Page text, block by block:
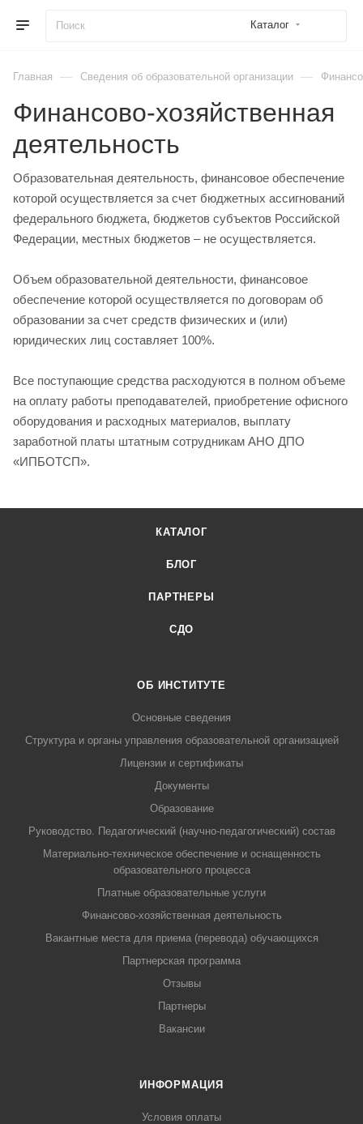
Каталог
Главная — Сведения об образовательной организации —
Финансово-хозяйственная
деятельность
Образовательная деятельность, финансовое обеспечение
которой осуществляется за счет бюджетных ассигнований
федерального бюджета, бюджетов субъектов Российской
Федерации, местных бюджетов – не осуществляется.
Объем образовательной деятельности, финансовое
обеспечение которой осуществляется по договорам об
образовании за счет средств физических и (или)
юридических лиц составляет 100%.
Все поступающие средства расходуются в полном объеме
на оплату работы преподавателей, приобретение офисного
оборудования и расходных материалов, выплату
заработной платы штатным сотрудникам АНО ДПО
«ИПБОТСП».
КАТАЛОГ
БЛОГ
ПАРТНЕРЫ
СДО
ОБ ИНСТИТУТЕ
Основные сведения
Структура и органы управления образовательной организацией
Лицензии и сертификаты
Документы
Образование
Руководство. Педагогический (научно-педагогический) состав
Материально-техническое обеспечение и оснащенность
образовательного процесса
Платные образовательные услуги
Финансово-хозяйственная деятельность
Вакантные места для приема (перевода) обучающихся
Партнерская программа
Отзывы
Партнеры
Вакансии
ИНФОРМАЦИЯ
Условия оплаты